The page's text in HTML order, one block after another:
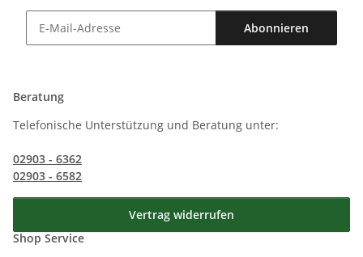
Abonnieren
Beratung
Telefonische Unterstützung und Beratung unter:
02903 - 6362
02903 - 6582
Vertrag widerrufen
Shop Service